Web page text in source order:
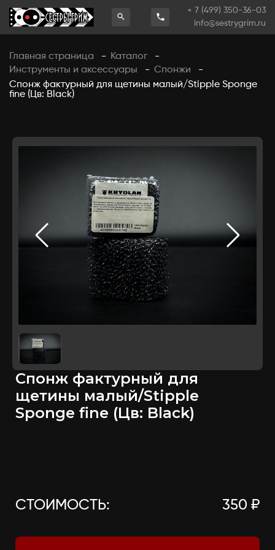
+ 7 (499) 350-36-03
info@sestrygrim.ru
Главная страница - Каталог
-
Инструменты и аксессуары
- Спонжи
-
Спонж фактурный для щетины малый/Stipple Sponge
fine (Цв: Black)
Спонж фактурный для
щетины малый/Stipple
Sponge fine (Цв: Black)
СТОИМОСТЬ: 350 ₽